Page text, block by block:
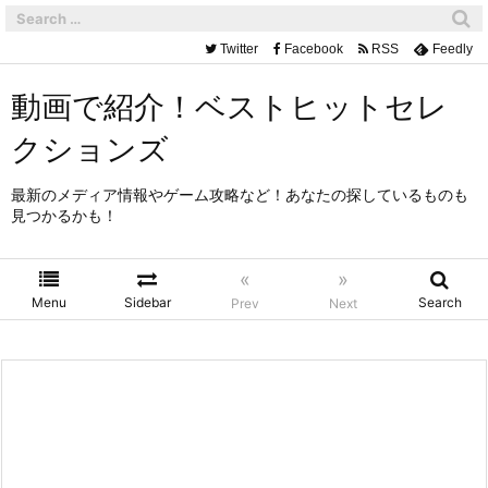
動画で紹介！ベストヒットセレ
クションズ
最新のメディア情報やゲーム攻略など！あなたの探しているものも
見つかるかも！
Menu Sidebar
«
Prev
»
Next Search
Twitter Facebook RSS Feedly